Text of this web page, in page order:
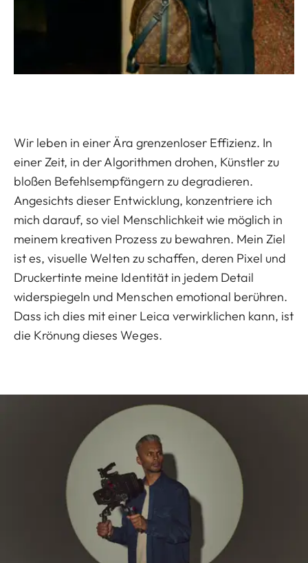
Wir leben in einer Ära grenzenloser Effizienz. In
einer Zeit, in der Algorithmen drohen, Künstler zu
bloßen Befehlsempfängern zu degradieren.
Angesichts dieser Entwicklung, konzentriere ich
mich darauf, so viel Menschlichkeit wie möglich in
meinem kreativen Prozess zu bewahren. Mein Ziel
ist es, visuelle Welten zu schaffen, deren Pixel und
Druckertinte meine Identität in jedem Detail
widerspiegeln und Menschen emotional berühren.
Dass ich dies mit einer Leica verwirklichen kann, ist
die Krönung dieses Weges.